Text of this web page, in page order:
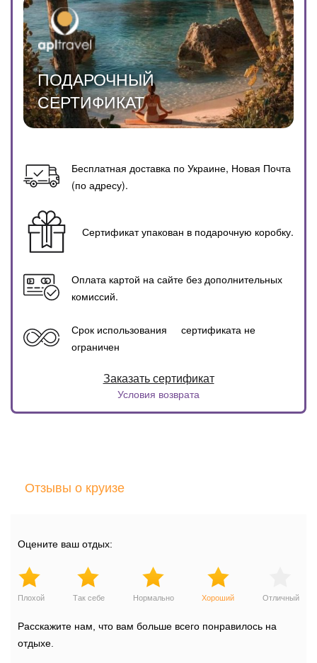
ПОДАРОЧНЫЙ
СЕРТИФИКАТ
Бесплатная доставка по Украине, Новая Почта
(по адресу).
Сертификат упакован в подарочную коробку.
Оплата картой на сайте без дополнительных
комиссий.
Срок использования сертификата не
ограничен
Условия возврата
Отзывы о круизе
Оцените ваш отдых:
Плохой Так себе Нормально Хороший Отличный
Расскажите нам, что вам больше всего понравилось на
отдыхе.